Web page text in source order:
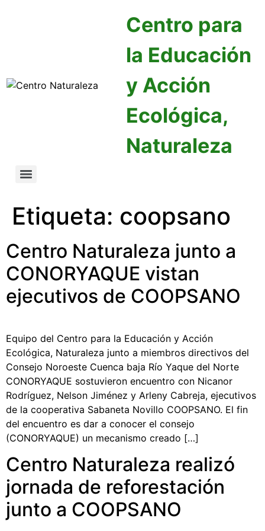
Centro para
la Educación
y Acción
Ecológica,
Naturaleza
Etiqueta: coopsano
Centro Naturaleza junto a
CONORYAQUE vistan
ejecutivos de COOPSANO
Equipo del Centro para la Educación y Acción
Ecológica, Naturaleza junto a miembros directivos del
Consejo Noroeste Cuenca baja Río Yaque del Norte
CONORYAQUE sostuvieron encuentro con Nicanor
Rodríguez, Nelson Jiménez y Arleny Cabreja, ejecutivos
de la cooperativa Sabaneta Novillo COOPSANO. El fin
del encuentro es dar a conocer el consejo
(CONORYAQUE) un mecanismo creado […]
Centro Naturaleza realizó
jornada de reforestación
junto a COOPSANO